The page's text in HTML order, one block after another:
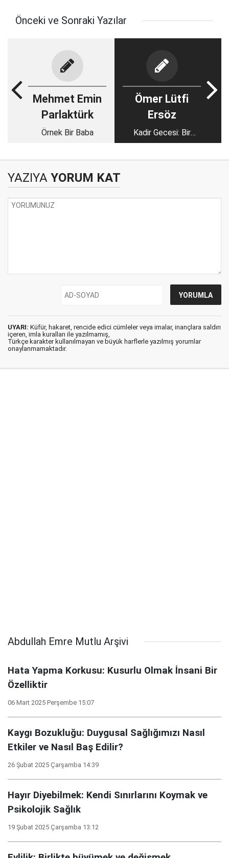
Önceki ve Sonraki Yazılar
Mehmet Emin
Parlaktürk
Örnek Bir Baba
Ömer Lütfi
Ersöz
Kadir Gecesi: Bir
Ömre Bedel Mükâfat
YAZIYA YORUM KAT
UYARI: Küfür, hakaret, rencide edici cümleler veya imalar, inançlara saldırı
içeren, imla kuralları ile yazılmamış,
Türkçe karakter kullanılmayan ve büyük harflerle yazılmış yorumlar
onaylanmamaktadır.
Abdullah Emre Mutlu Arşivi
Hata Yapma Korkusu: Kusurlu Olmak İnsani Bir
Özelliktir
06 Mart 2025 Perşembe 15:07
Kaygı Bozukluğu: Duygusal Sağlığımızı Nasıl
Etkiler ve Nasıl Baş Edilir?
26 Şubat 2025 Çarşamba 14:39
Hayır Diyebilmek: Kendi Sınırlarını Koymak ve
Psikolojik Sağlık
19 Şubat 2025 Çarşamba 13:12